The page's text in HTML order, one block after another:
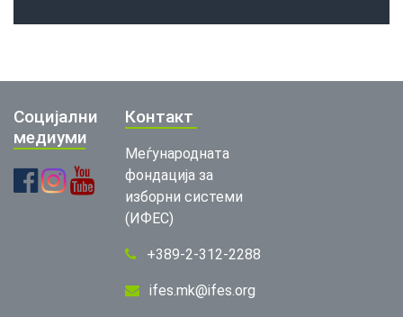
Социјални
медиуми
Контакт
Меѓународната
фондација за
изборни системи
(ИФЕС)
+389-2-312-2288
ifes.mk@ifes.org